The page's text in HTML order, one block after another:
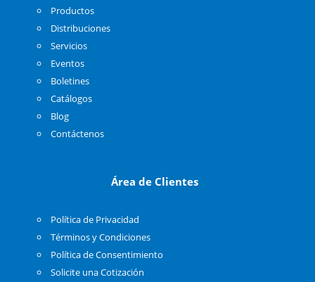
Productos
Distribuciones
Servicios
Eventos
Boletines
Catálogos
Blog
Contáctenos
Área de Clientes
Política de Privacidad
Términos y Condiciones
Política de Consentimiento
Solicite una Cotización